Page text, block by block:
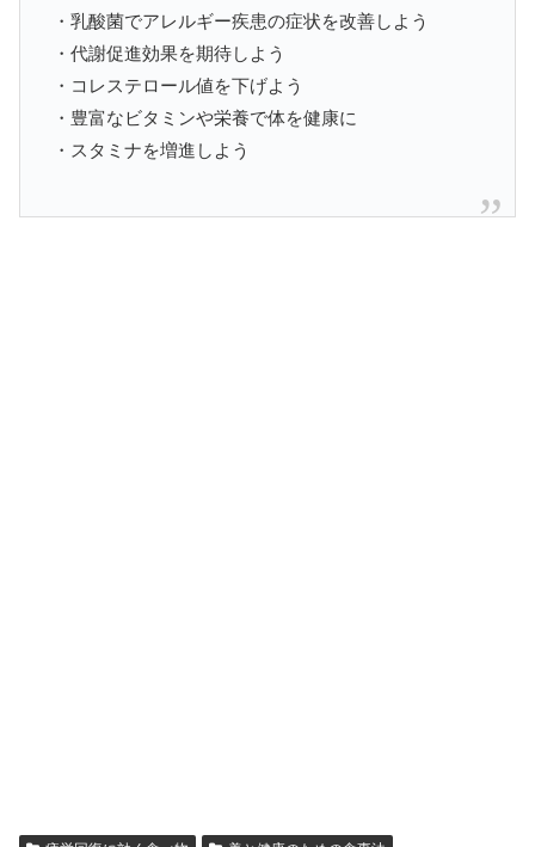
・乳酸菌でアレルギー疾患の症状を改善しよう
・代謝促進効果を期待しよう
・コレステロール値を下げよう
・豊富なビタミンや栄養で体を健康に
・スタミナを増進しよう